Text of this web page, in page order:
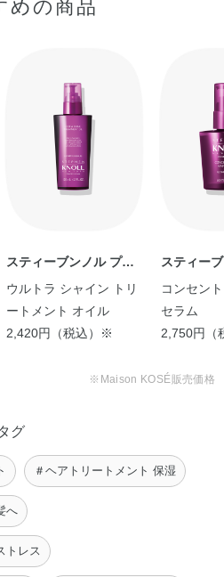
めの商品
スティーブンノル プロ
フェッショナル
ウルトラ シャイン トリ
ートメント オイル
2,420円（税込）※
スティー
フェッシ
コンセン
セラム
2,750円（
※Maison KOSÉ販売価格
グ
＃ヘアトリートメント 保湿
へ
トレス